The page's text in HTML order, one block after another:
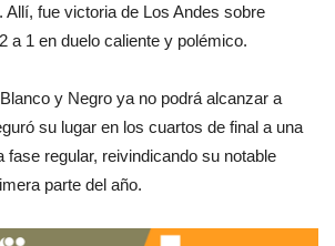
Allí, fue victoria de Los Andes sobre
a 1 en duelo caliente y polémico.
y Negro ya no podrá alcanzar a
su lugar en los cuartos de final a una
fase regular, reivindicando su notable
parte del año.